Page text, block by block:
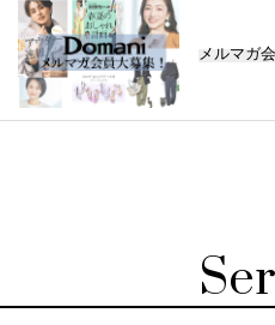
メルマガ